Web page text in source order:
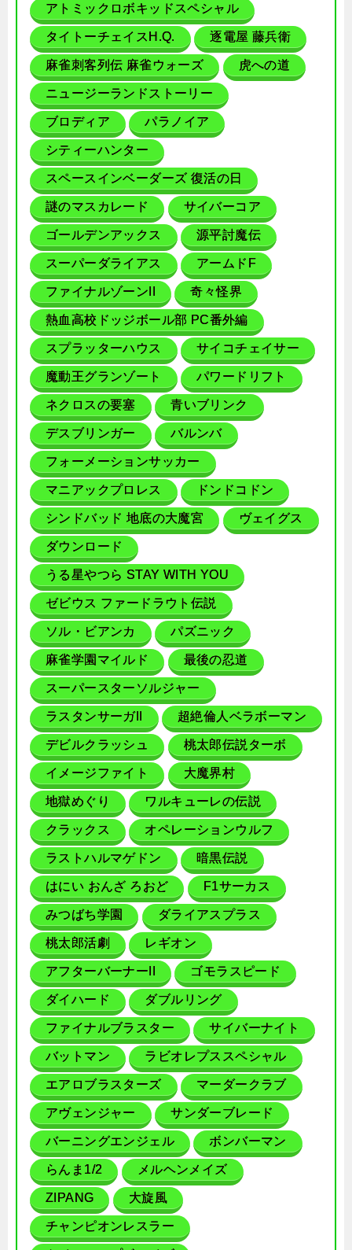
アトミックロボキッドスペシャル
タイトーチェイスH.Q. 逐電屋 藤兵衛
麻雀刺客列伝 麻雀ウォーズ 虎への道
ニュージーランドストーリー
ブロディア パラノイア
シティーハンター
スペースインベーダーズ 復活の日
謎のマスカレード サイバーコア
ゴールデンアックス 源平討魔伝
スーパーダライアス アームドF
ファイナルゾーンII 奇々怪界
熱血高校ドッジボール部 PC番外編
スプラッターハウス サイコチェイサー
魔動王グランゾート パワードリフト
ネクロスの要塞 青いブリンク
デスブリンガー バルンバ
フォーメーションサッカー
マニアックプロレス ドンドコドン
シンドバッド 地底の大魔宮 ヴェイグス
ダウンロード
うる星やつら STAY WITH YOU
ゼビウス ファードラウト伝説
ソル・ビアンカ パズニック
麻雀学園マイルド 最後の忍道
スーパースターソルジャー
ラスタンサーガII 超絶倫人ベラボーマン
デビルクラッシュ 桃太郎伝説ターボ
イメージファイト 大魔界村
地獄めぐり ワルキューレの伝説
クラックス オペレーションウルフ
ラストハルマゲドン 暗黒伝説
はにい おんざ ろおど F1サーカス
みつばち学園 ダライアスプラス
桃太郎活劇 レギオン
アフターバーナーII ゴモラスピード
ダイハード ダブルリング
ファイナルブラスター サイバーナイト
バットマン ラビオレプススペシャル
エアロブラスターズ マーダークラブ
アヴェンジャー サンダーブレード
バーニングエンジェル ボンバーマン
らんま1/2 メルヘンメイズ
ZIPANG 大旋風
チャンピオンレスラー